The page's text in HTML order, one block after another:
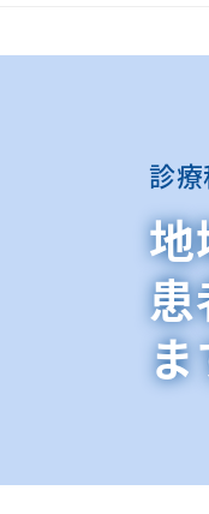
受付時間
診療科・
外来医師担当
医療関
診
地
患